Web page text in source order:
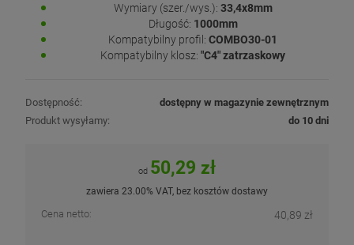
Wymiary (szer./wys.): 33,4x8mm
Długość: 1000mm
Kompatybilny profil: COMBO30-01
Kompatybilny klosz: "C4" zatrzaskowy
Dostępność:
dostępny w magazynie zewnętrznym
Produkt wysyłamy:
do 10 dni
od 50,29 zł
zawiera 23.00% VAT, bez kosztów dostawy
Cena netto: 40,89 zł